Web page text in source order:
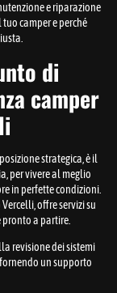
e riparazione
camper e perché
di
camper
strategica, è il
per vivere al meglio
in perfette condizioni.
offre servizi su
pronto a partire.
revisione dei sistemi
un supporto